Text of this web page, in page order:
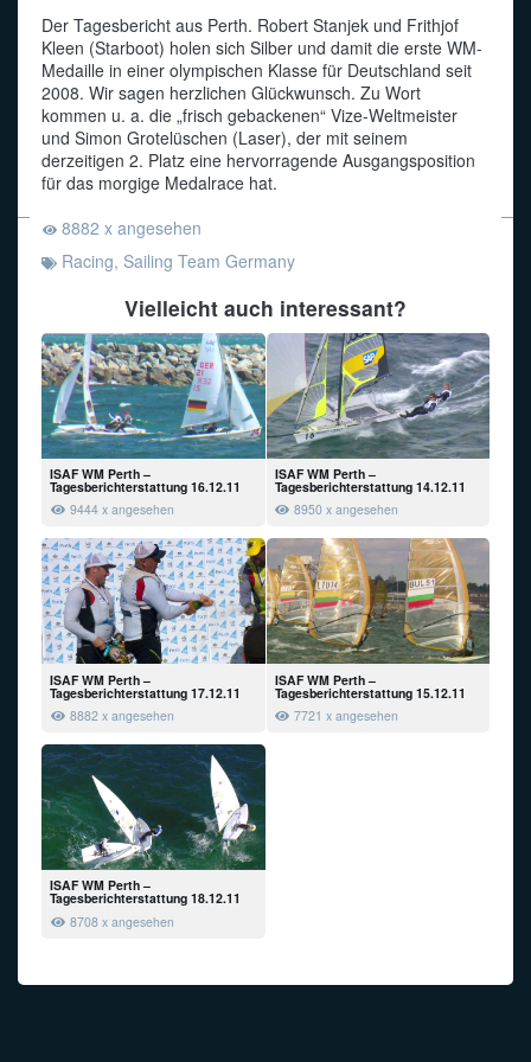
Der Tagesbericht aus Perth. Robert Stanjek und Frithjof
Kleen (Starboot) holen sich Silber und damit die erste WM-
Medaille in einer olympischen Klasse für Deutschland seit
2008. Wir sagen herzlichen Glückwunsch. Zu Wort
kommen u. a. die „frisch gebackenen“ Vize-Weltmeister
und Simon Grotelüschen (Laser), der mit seinem
derzeitigen 2. Platz eine hervorragende Ausgangsposition
für das morgige Medalrace hat.
8882 x angesehen
Racing, Sailing Team Germany
Vielleicht auch interessant?
ISAF WM Perth –
Tagesberichterstattung 16.12.11
9444 x angesehen
ISAF WM Perth –
Tagesberichterstattung 14.12.11
8950 x angesehen
ISAF WM Perth –
Tagesberichterstattung 17.12.11
8882 x angesehen
ISAF WM Perth –
Tagesberichterstattung 15.12.11
7721 x angesehen
ISAF WM Perth –
Tagesberichterstattung 18.12.11
8708 x angesehen
Funkalphabet